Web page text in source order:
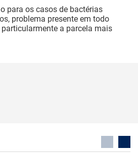
para os casos de bactérias
problema presente em todo
a parcela mais